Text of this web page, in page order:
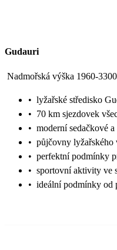
Gudauri
Nadmořská výška 1960-
• lyžařské středisko
• 70 km sjezdovek
• moderní sedačkové
• půjčovny lyžařského
• perfektní podmínky
• sportovní aktivity ve
• ideální podmínky od